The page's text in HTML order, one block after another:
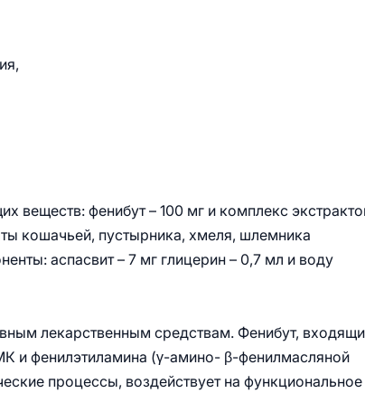
веществ: фенибут – 100 мг и комплекс
кошачьей, пустырника, хмеля, шлемника
аспасвит – 7 мг глицерин – 0,7 мл и воду
лекарственным средствам. Фенибут,
и фенилэтиламина (γ-амино- β-фенилмасляной
процессы, воздействует на функциональное